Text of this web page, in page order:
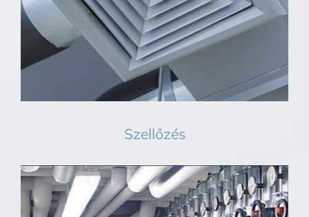
Szellőzés